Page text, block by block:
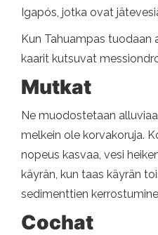
Igapós, jotka ovat
Kun Tahuampas tuodaan
kaarit kutsuvat
Mutkat
Ne muodostetaan
melkein ole korvakoruja.
nopeus kasvaa, vesi
käyrän, kun taas käyrän
sedimenttien
Cochat